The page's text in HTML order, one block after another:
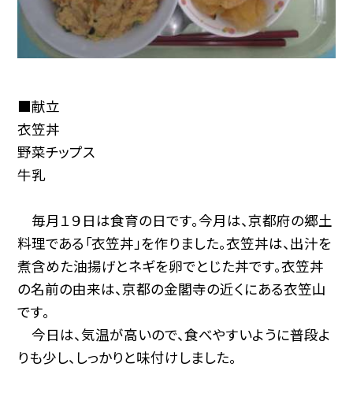
■献立
衣笠丼
野菜チップス
牛乳
毎月１９日は食育の日です。今月は、京都府の郷土
料理である「衣笠丼」を作りました。衣笠丼は、出汁を
煮含めた油揚げとネギを卵でとじた丼です。衣笠丼
の名前の由来は、京都の金閣寺の近くにある衣笠山
です。
今日は、気温が高いので、食べやすいように普段よ
りも少し、しっかりと味付けしました。